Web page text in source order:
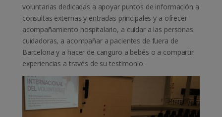
voluntarias dedicadas a apoyar puntos de información a
consultas externas y entradas principales y a ofrecer
acompañamiento hospitalario, a cuidar a las personas
cuidadoras, a acompañar a pacientes de fuera de
Barcelona y ​​a hacer de canguro a bebés o a compartir
experiencias a través de su testimonio.